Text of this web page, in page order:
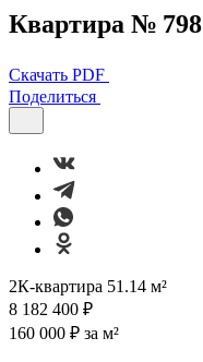
Квартира № 798
Скачать PDF
Поделиться
2К-квартира 51.14 м²
8 182 400 ₽
160 000 ₽ за м²